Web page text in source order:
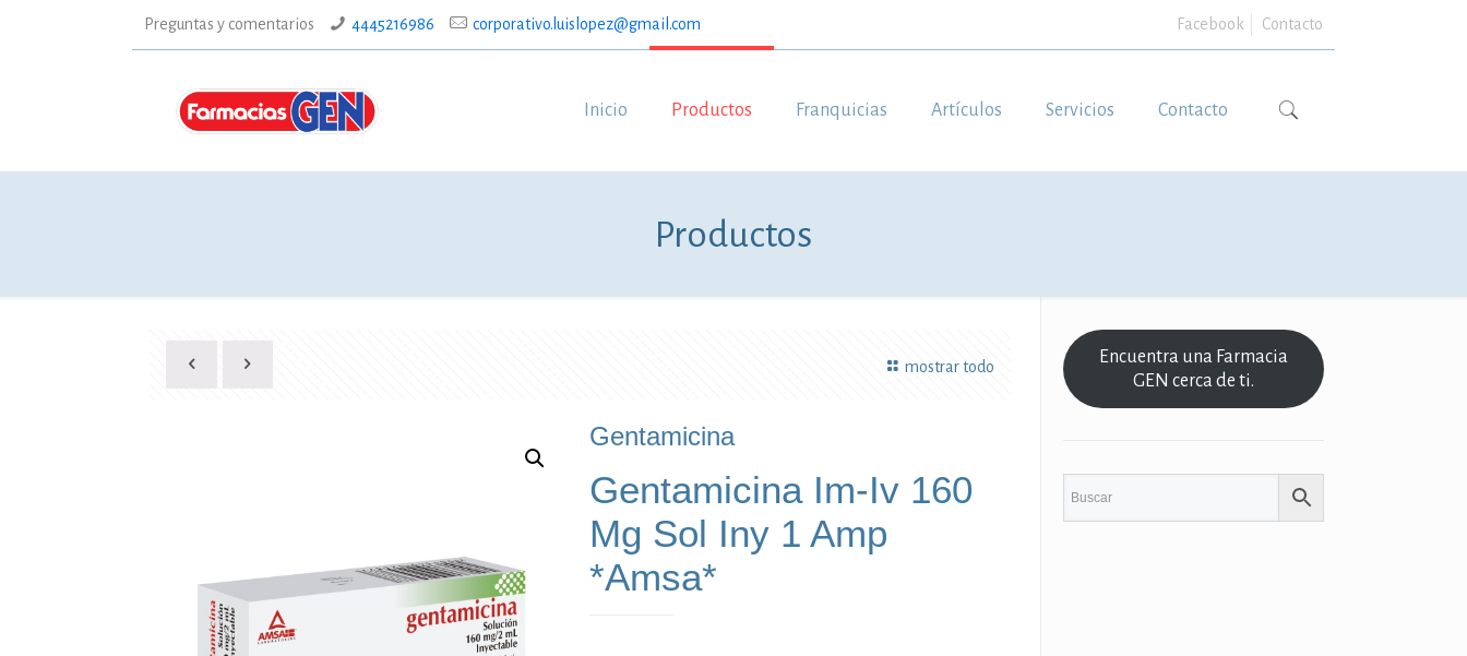
Preguntas y comentarios 4445216986 corporativo.luislopez@gmail.com Facebook Contacto
Inicio Productos Franquicias Artículos Servicios Contacto
Productos
mostrar todo
Gentamicina
Gentamicina Im-Iv 160
Mg Sol Iny 1 Amp
*Amsa*
Encuentra una Farmacia
GEN cerca de ti.